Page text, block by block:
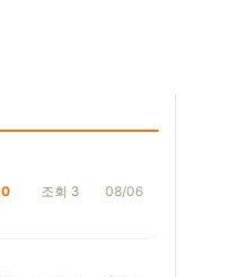
0 조회 3 08/06